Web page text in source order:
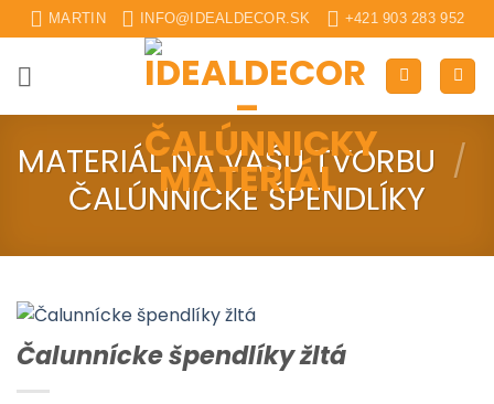
Skip
to
content
MARTIN INFO@IDEALDECOR.SK +421 903 283 952
MATERIÁL NA VAŠU TVORBU /
ČALÚNNICKE ŠPENDLÍKY
Čalunnícke špendlíky žltá